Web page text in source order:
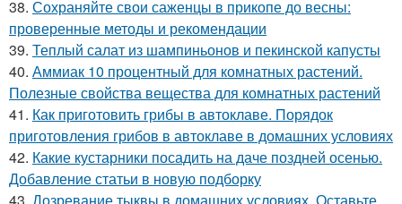
38. Сохраняйте свои саженцы в прикопе до весны:
проверенные методы и рекомендации
39. Теплый салат из шампиньонов и пекинской капусты
40. Аммиак 10 процентный для комнатных растений.
Полезные свойства вещества для комнатных растений
41. Как приготовить грибы в автоклаве. Порядок
приготовления грибов в автоклаве в домашних условиях
42. Какие кустарники посадить на даче поздней осенью.
Добавление статьи в новую подборку
43. Дозревание тыквы в домашних условиях. Оставьте